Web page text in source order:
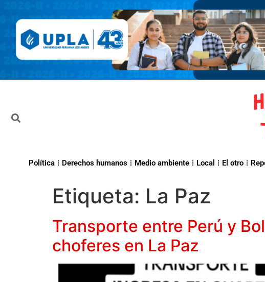
Política Derechos humanos Medio ambiente Local El otro
Etiqueta: La Paz
Transporte entre Perú y
choferes en La Paz